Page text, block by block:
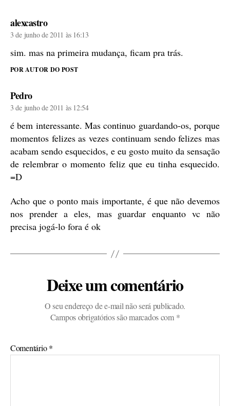
alexcastrodiz:
3 de junho de 2011 às 16:13
sim. mas na primeira mudança, ficam pra trás.
POR AUTOR DO POST
Pedrodiz:
3 de junho de 2011 às 12:54
é bem interessante. Mas continuo guardando-os, porque
momentos felizes as vezes continuam sendo felizes mas
acabam sendo esquecidos, e eu gosto muito da sensação
de relembrar o momento feliz que eu tinha esquecido.
=D
Acho que o ponto mais importante, é que não devemos
nos prender a eles, mas guardar enquanto vc não
precisa jogá-lo fora é ok
Deixe um comentário
O seu endereço de e-mail não será publicado.
Campos obrigatórios são marcados com *
Comentário*